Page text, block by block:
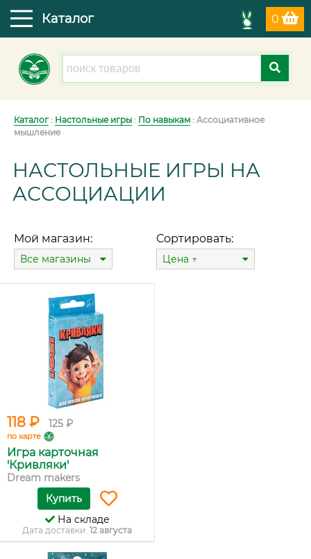
0
Каталог
Каталог: Настольные игры : По навыкам : Ассоциативное
мышление
НАСТОЛЬНЫЕ ИГРЫ НА
АССОЦИАЦИИ
Мой магазин:
Все магазины
Сортировать:
Цена ↑
118 ₽ 125 ₽
по карте
Игра карточная
'Кривляки'
Dream makers
Купить
На складе
Дата доставки: 12 августа